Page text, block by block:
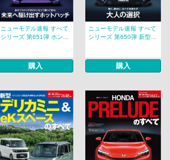
ニューモデル速報 すべて
シリーズ 第651弾 ホン...
購入
ニューモデル速報 すべて
シリーズ 第650弾 新型...
購入